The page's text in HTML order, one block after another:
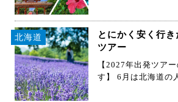
北海道
とにかく安く行
ツアー
【2027年出発ツア
す】 6月は北海道の